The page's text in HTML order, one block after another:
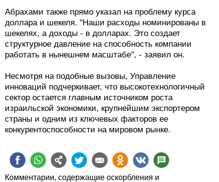
Абрахами также прямо указал на проблему курса
доллара и шекеля. "Наши расходы номинированы в
шекелях, а доходы - в долларах. Это создает
структурное давление на способность компании
работать в нынешнем масштабе", - заявил он.
Несмотря на подобные вызовы, Управление
инноваций подчеркивает, что высокотехнологичный
сектор остается главным источником роста
израильской экономики, крупнейшим экспортером
страны и одним из ключевых факторов ее
конкурентоспособности на мировом рынке.
Комментарии, содержащие оскорбления и